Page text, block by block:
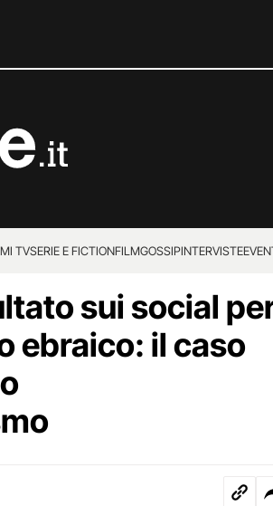
TVSERIE E FICTIONFILMGOSSIPINTERVISTE
sui social
ebraico: il caso